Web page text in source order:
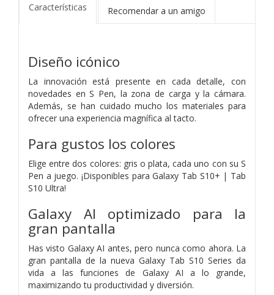
Características Recomendar a un amigo
Diseño icónico
La innovación está presente en cada detalle, con
novedades en S Pen, la zona de carga y la cámara.
Además, se han cuidado mucho los materiales para
ofrecer una experiencia magnífica al tacto.
Para gustos los colores
Elige entre dos colores: gris o plata, cada uno con su S
Pen a juego. ¡Disponibles para Galaxy Tab S10+ | Tab
S10 Ultra!
Galaxy AI optimizado para la
gran pantalla
Has visto Galaxy AI antes, pero nunca como ahora. La
gran pantalla de la nueva Galaxy Tab S10 Series da
vida a las funciones de Galaxy AI a lo grande,
maximizando tu productividad y diversión.